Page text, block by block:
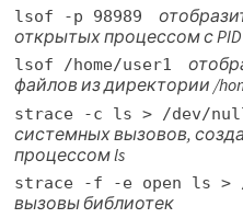
lsof -p 98989
открытых процессом с PID
lsof /home/user1
файлов из директории /
strace -c ls > /dev/
системных вызовов,
процессом ls
strace -f -e open ls >
вызовы библиотек